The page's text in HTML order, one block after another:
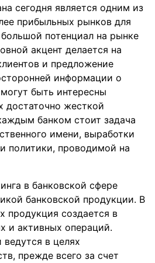
сегодня является одним из
прибыльных рынков для
потенциал на рынке
акцент делается на
и предложение
информации о
быть интересны
достаточно жесткой
банком стоит задача
имени, выработки
политики, проводимой на
в банковской сфере
банковской продукции. В
продукция создается в
и активных операций.
в целях
прежде всего за счет